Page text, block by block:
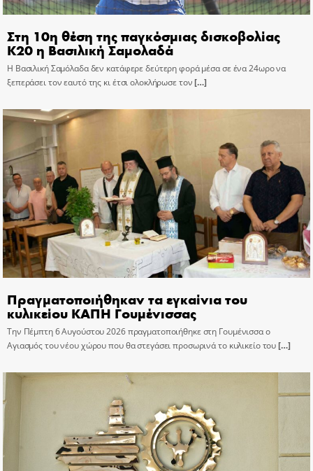
Στη 10η θέση της παγκόσμιας δισκοβολίας
Κ20 η Βασιλική Σαμολαδά
Η Βασιλική Σαμόλαδα δεν κατάφερε δεύτερη φορά μέσα σε ένα 24ωρο να
ξεπεράσει τον εαυτό της κι έτσι ολοκλήρωσε τον[…]
Πραγματοποιήθηκαν τα εγκαίνια του
κυλικείου ΚΑΠΗ Γουμένισσας
Την Πέμπτη 6 Αυγούστου 2026 πραγματοποιήθηκε στη Γουμένισσα ο
Αγιασμός του νέου χώρου που θα στεγάσει προσωρινά το κυλικείο του[…]